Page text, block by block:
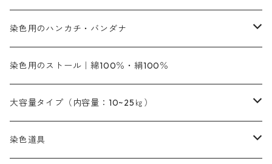
紫色系
緑色系
茶色系
橙色系
緑色系
茶色系
灰色系
茶色｜20g入りのみ公開
灰色｜20g入りのみ公開
黒色
捺染糊
エロ―M3G｜定番の色合い
エロー ＭＧＲ｜明るい緑みの黄色
オレンジ系
オレンヂMG｜黄みの橙色
オレンヂMGD（定番の色合い）
赤色系
レットMFB｜赤色（定番の色合い）
レットMG｜黄みの朱色
青色系
ネビーブルーMB（定番の色合い）
紫色系
ファストエロ―5GN（黄色）
NSBAブルー
群青
白色｜胡粉
黒色｜在庫処分特価
緑色｜在庫処分特価
茶色｜在庫処分特価
インド茜・西洋茜の個別販売
媒染剤
アルミ媒染剤
鉄媒染剤
ソーダ灰｜アルカリ性のPH調整剤
藍染
ぶどう糖
染色用途のハンカチ・バンダナ
塩基性染料（混色可能）
ビスマークブロンB｜赤茶色
塩基性エロ―｜液体タイプ
オリジナル染料｜スス竹色｜ミキセットファストブロンGR
初心者向けお試しセット販売
インディゴピュア
アルカリ剤
ハイドロサルファイトコンク
染色用のハンカチ・バンダナ
45cm×45cm（ハンカチ）｜端の始末も綿糸｜タグなし
54cm×54cm（バンダナ）｜端の始末も綿糸｜タグなし
染色用のストール｜綿100％・絹100％
大容量タイプ（内容量：10~25㎏）
芒硝｜綿の染色時の吸収促進剤
染色道具